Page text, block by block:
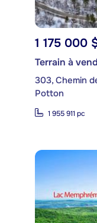
1 175 000
Terrain à
303, Chemin
Potton
1 955 911 pc